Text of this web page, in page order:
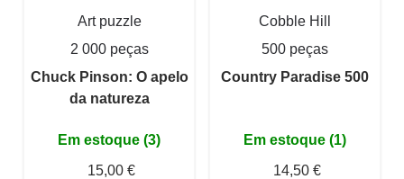
Art puzzle
2 000 peças
Chuck Pinson: O apelo
da natureza
Em estoque (3)
15,00 €
Cobble Hill
500 peças
Country Paradise 500
Em estoque (1)
14,50 €